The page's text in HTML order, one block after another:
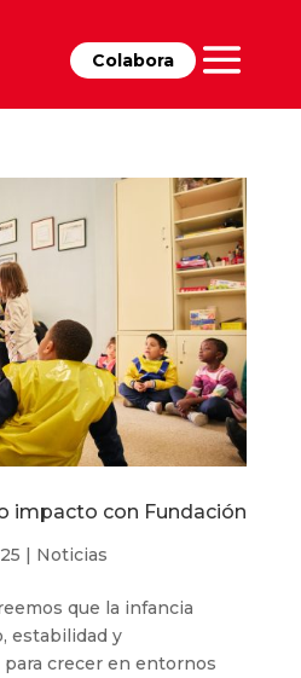
Colabora
impacto con Fundación
| Noticias
que la infancia
estabilidad y
crecer en entornos